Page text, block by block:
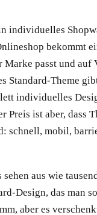
individuelles
bekommt
Marke passt und auf
Standard-Theme
individuelles
Preis ist aber, dass
schnell, mobil,
aus wie
Design, das man
aber es